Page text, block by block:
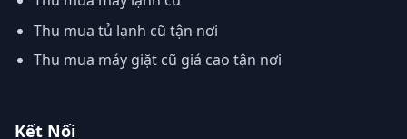
Thu mua tủ lạnh cũ tận nơi
Thu mua máy giặt cũ giá cao tận nơi
Kết Nối